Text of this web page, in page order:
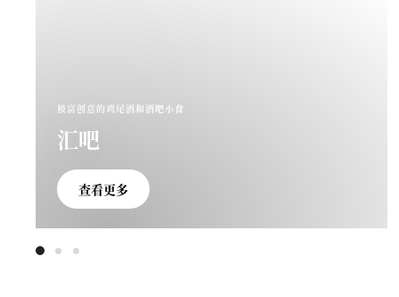
极富创意的鸡尾酒和酒吧小食
汇吧
查看更多